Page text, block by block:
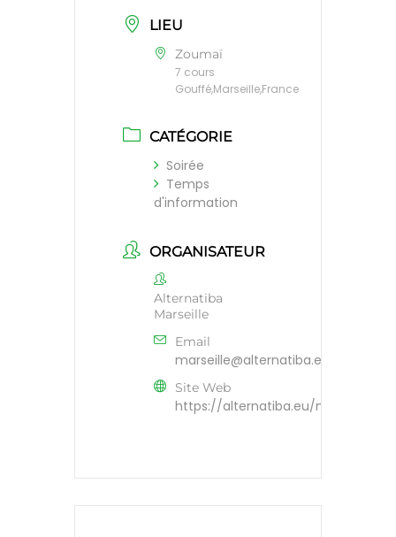
LIEU
Zoumaï
7 cours
Gouffé,Marseille,France
CATÉGORIE
Soirée
Temps
d'information
ORGANISATEUR
Alternatiba
Marseille
Email
marseille@alternatiba.eu
Site Web
https://alternatiba.eu/marseille